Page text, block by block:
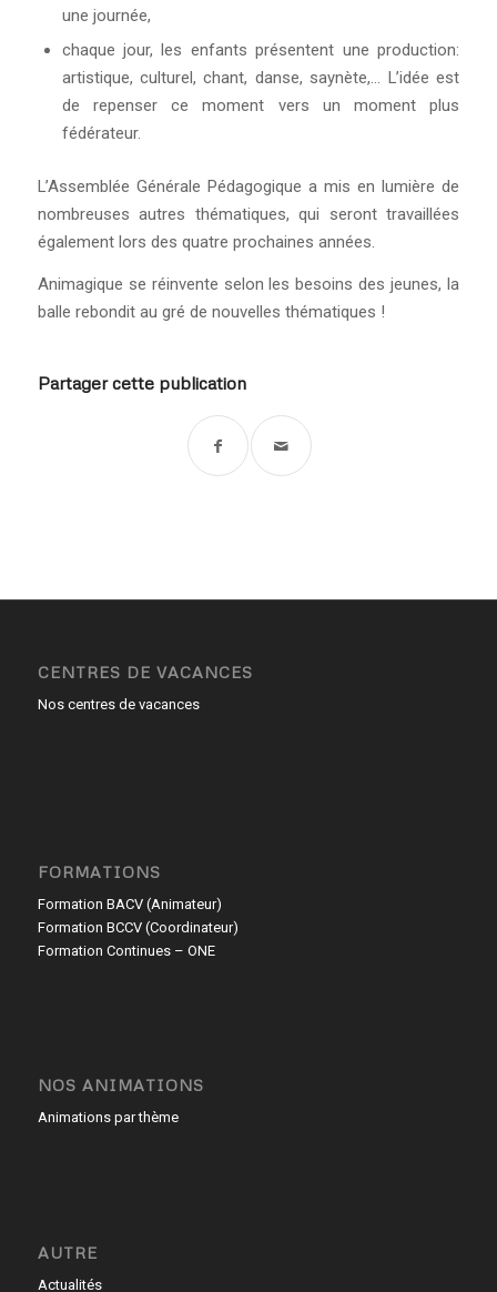
une journée,
chaque jour, les enfants présentent une production:
artistique, culturel, chant, danse, saynète,… L’idée est
de repenser ce moment vers un moment plus
fédérateur.
L’Assemblée Générale Pédagogique a mis en lumière de
nombreuses autres thématiques, qui seront travaillées
également lors des quatre prochaines années.
Animagique se réinvente selon les besoins des jeunes, la
balle rebondit au gré de nouvelles thématiques !
Partager cette publication
CENTRES DE VACANCES
Nos centres de vacances
FORMATIONS
Formation BACV (Animateur)
Formation BCCV (Coordinateur)
Formation Continues – ONE
NOS ANIMATIONS
Animations par thème
AUTRE
Actualités